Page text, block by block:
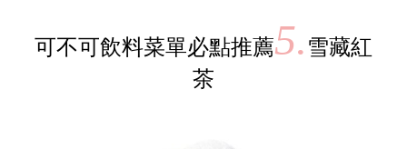
可不可飲料菜單必點推薦5. 雪藏紅
茶